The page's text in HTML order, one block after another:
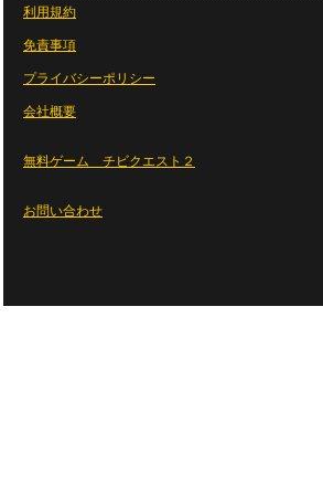
利用規約
免責事項
プライバシーポリシー
会社概要
無料ゲーム チビクエスト２
お問い合わせ